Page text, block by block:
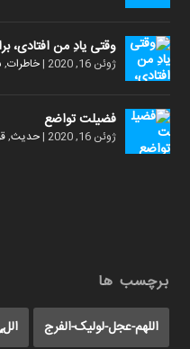
وقتی یادِ من افتادی،
ژوئن 16, 2020 |خاطرات,
فضیلت تواضع
ژوئن 16, 2020 |حدیث,
برچسب ها
اللهم-عجل-لولیک-الفرج